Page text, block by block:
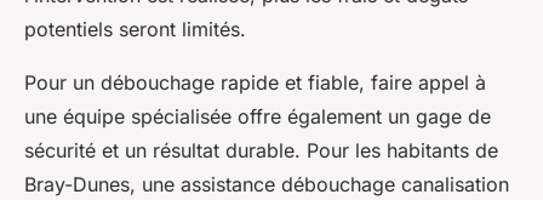
potentiels seront limités.
Pour un débouchage rapide et fiable, faire appel à
une équipe spécialisée offre également un gage de
sécurité et un résultat durable. Pour les habitants de
Bray-Dunes, une assistance débouchage canalisation